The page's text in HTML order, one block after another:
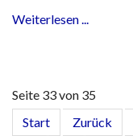
Weiterlesen ...
Seite 33 von 35
Start
Zurück